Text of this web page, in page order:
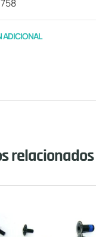
ADICIONAL
relacionados